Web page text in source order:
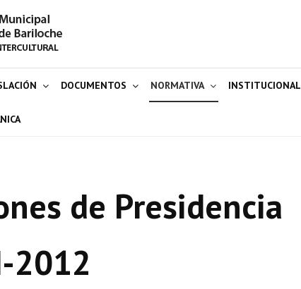
DOCUMENTOS NORMATIVA INSTITUCIONAL
de Presidencia
2012